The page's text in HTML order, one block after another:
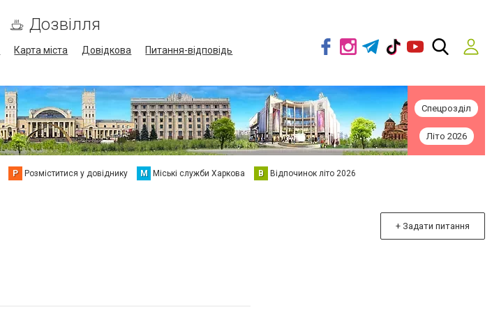
Дозвілля
Карта міста Довідкова
Питання-відповідь
Спецрозділ
Літо 2026
Р Розміститися у довіднику М Міські служби Харкова В Відпочинок літо 2026
+ Задати питання